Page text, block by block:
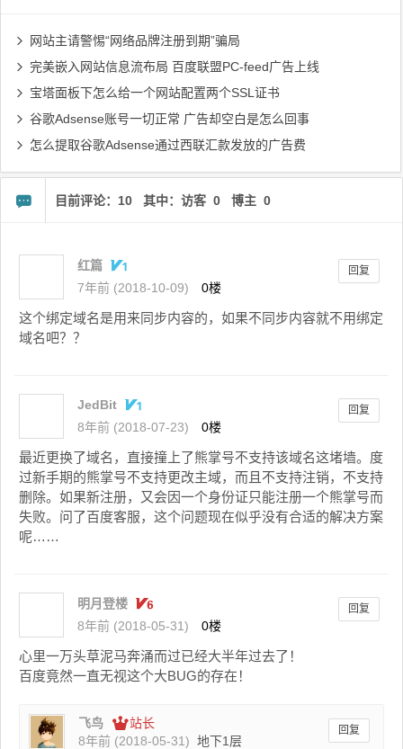
网站主请警惕“网络品牌注册到期”骗局
完美嵌入网站信息流布局 百度联盟PC-feed广告上线
宝塔面板下怎么给一个网站配置两个SSL证书
谷歌Adsense账号一切正常 广告却空白是怎么回事
怎么提取谷歌Adsense通过西联汇款发放的广告费
目前评论：10 其中：访客 0 博主 0
红篇
7年前 (2018-10-09)
0楼
回复
这个绑定域名是用来同步内容的，如果不同步内容就不用绑定
域名吧？？
JedBit
8年前 (2018-07-23)
0楼
回复
最近更换了域名，直接撞上了熊掌号不支持该域名这堵墙。度
过新手期的熊掌号不支持更改主域，而且不支持注销，不支持
删除。如果新注册，又会因一个身份证只能注册一个熊掌号而
失败。问了百度客服，这个问题现在似乎没有合适的解决方案
呢……
明月登楼
8年前 (2018-05-31)
0楼
回复
心里一万头草泥马奔涌而过已经大半年过去了！
百度竟然一直无视这个大BUG的存在！
飞鸟
站长
8年前 (2018-05-31) 地下1层
回复